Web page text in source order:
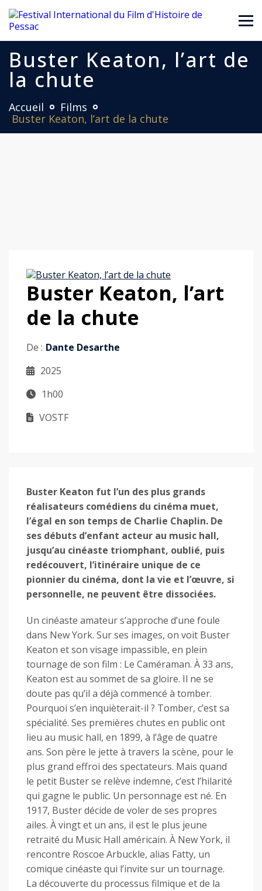
Buster Keaton, l’art de
la chute
Accueil
Films
Buster Keaton, l’art de la chute
Buster Keaton, l’art
de la chute
De : Dante Desarthe
2025
1h00
VOSTF
Buster Keaton fut l’un des plus grands
réalisateurs comédiens du cinéma muet,
l’égal en son temps de Charlie Chaplin. De
ses débuts d’enfant acteur au music hall,
jusqu’au cinéaste triomphant, oublié, puis
redécouvert, l’itinéraire unique de ce
pionnier du cinéma, dont la vie et l’œuvre, si
personnelle, ne peuvent être dissociées.
Un cinéaste amateur s’approche d’une foule
dans New York. Sur ses images, on voit Buster
Keaton et son visage impassible, en plein
tournage de son film : Le Caméraman. À 33 ans,
Keaton est au sommet de sa gloire. Il ne se
doute pas qu’il a déjà commencé à tomber.
Pourquoi s’en inquièterait-il ? Tomber, c’est sa
spécialité. Ses premières chutes en public ont
lieu au music hall, en 1899, à l’âge de quatre
ans. Son père le jette à travers la scène, pour le
plus grand effroi des spectateurs. Mais quand
le petit Buster se relève indemne, c’est l’hilarité
qui gagne le public. Un personnage est né. En
1917, Buster décide de voler de ses propres
ailes. À vingt et un ans, il est le plus jeune
retraité du Music Hall américain. À New York, il
rencontre Roscoe Arbuckle, alias Fatty, un
comique cinéaste qui l’invite sur un tournage.
La découverte du processus filmique et de la